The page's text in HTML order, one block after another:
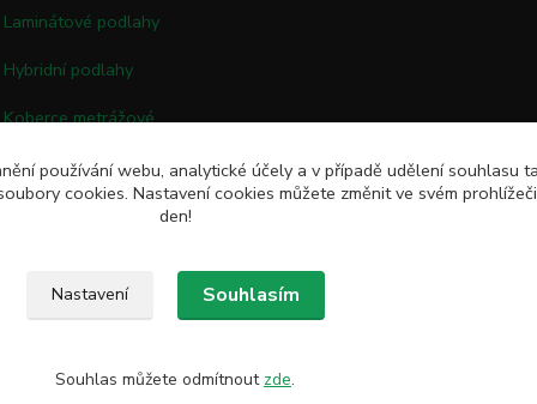
Laminátové podlahy
Hybridní podlahy
Koberce metrážové
Kobercové čtverce
používání webu, analytické účely a v případě udělení souhlasu
cookies. Nastavení cookies můžete změnit ve svém
den!
Nastavení Souhlasím
Souhlas můžete odmítnout zde.